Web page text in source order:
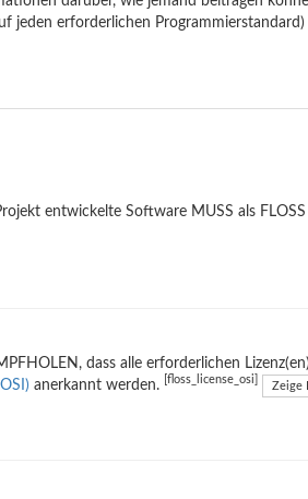
jeden erforderlichen
entwickelte Software MUSS als
dass alle erforderlichen
anerkannt werden. [floss_license_osi] Zeige